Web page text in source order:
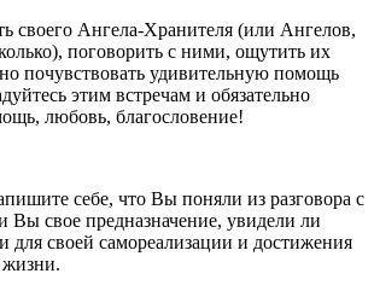
своего Ангела-Хранителя (или Ангелов,
поговорить с ними, ощутить их
почувствовать удивительную помощь
этим встречам и обязательно
любовь, благословение!
себе, что Вы поняли из разговора с
Вы свое предназначение, увидели ли
для своей самореализации и достижения
жизни.